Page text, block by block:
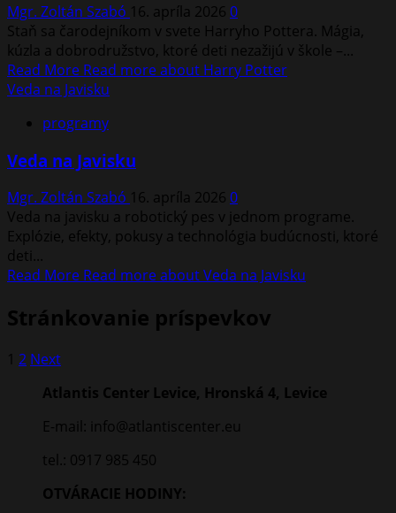
Mgr. Zoltán Szabó 16. apríla 2026 0
Staň sa čarodejníkom v svete Harryho Pottera. Mágia,
kúzla a dobrodružstvo, ktoré deti nezažijú v škole –...
Read More Read more about Harry Potter
Veda na Javisku
programy
Veda na Javisku
Mgr. Zoltán Szabó 16. apríla 2026 0
Veda na javisku a robotický pes v jednom programe.
Explózie, efekty, pokusy a technológia budúcnosti, ktoré
deti...
Read More Read more about Veda na Javisku
Stránkovanie príspevkov
1 2 Next
Atlantis Center Levice, Hronská 4, Levice
E-mail: info@atlantiscenter.eu
tel.: 0917 985 450
OTVÁRACIE HODINY: